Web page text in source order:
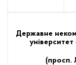
Державне
університет
(просп.